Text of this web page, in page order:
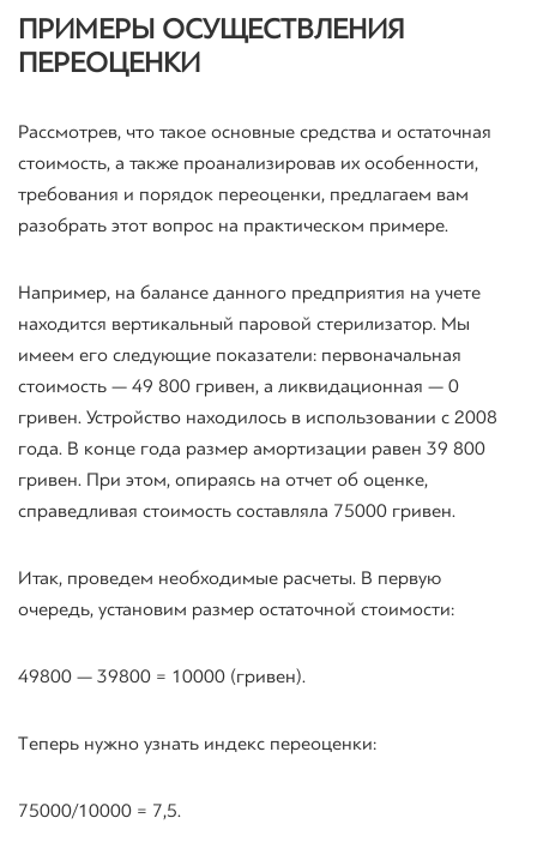
ПРИМЕРЫ ОСУЩЕСТВЛЕНИЯ
ПЕРЕОЦЕНКИ
Рассмотрев, что такое основные средства и остаточная
стоимость, а также проанализировав их особенности,
требования и порядок переоценки, предлагаем вам
разобрать этот вопрос на практическом примере.
Например, на балансе данного предприятия на учете
находится вертикальный паровой стерилизатор. Мы
имеем его следующие показатели: первоначальная
стоимость — 49 800 гривен, а ликвидационная — 0
гривен. Устройство находилось в использовании с 2008
года. В конце года размер амортизации равен 39 800
гривен. При этом, опираясь на отчет об оценке,
справедливая стоимость составляла 75000 гривен.
Итак, проведем необходимые расчеты. В первую
очередь, установим размер остаточной стоимости:
49800 — 39800 = 10000 (гривен).
Теперь нужно узнать индекс переоценки:
75000/10000 = 7,5.